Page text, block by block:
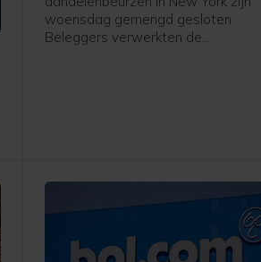
woensdag gemengd gesloten.
Beleggers verwerkten de